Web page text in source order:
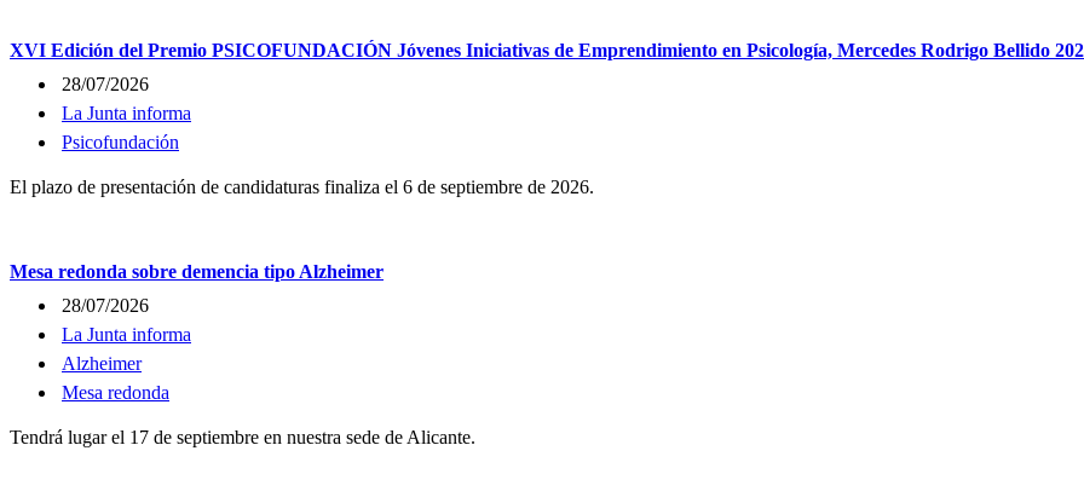
XVI Edición del Premio PSICOFUNDACIÓN Jóvenes Iniciativas de Emprendimiento en Psicología, Mercedes Rodrigo Bellido
28/07/2026
La Junta informa
Psicofundación
El plazo de presentación de candidaturas finaliza el 6 de septiembre de 2026.
Mesa redonda sobre demencia tipo Alzheimer
28/07/2026
La Junta informa
Alzheimer
Mesa redonda
Tendrá lugar el 17 de septiembre en nuestra sede de Alicante.